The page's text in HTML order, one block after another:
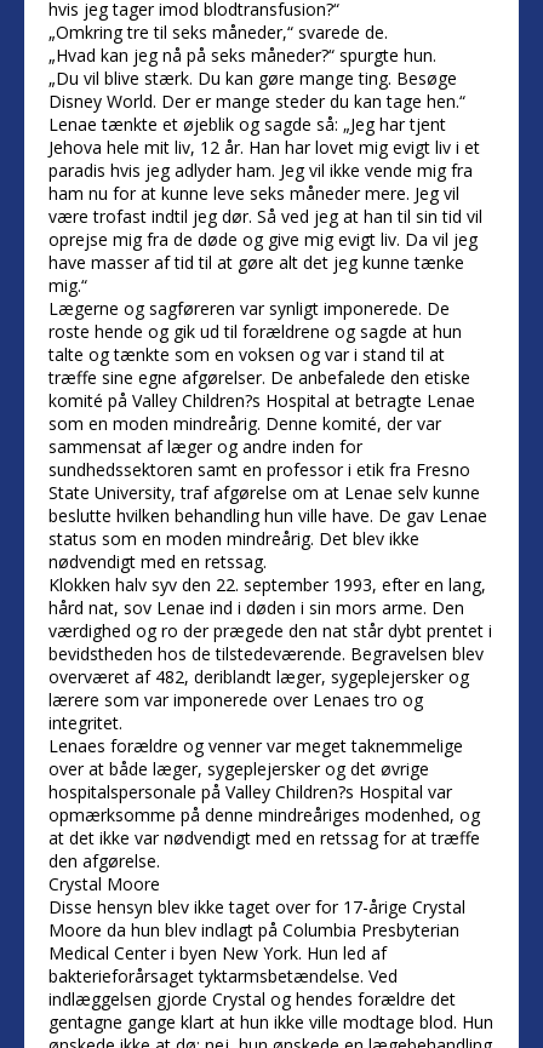
hvis jeg tager imod blodtransfusion?“
„Omkring tre til seks måneder,“ svarede de.
„Hvad kan jeg nå på seks måneder?“ spurgte hun.
„Du vil blive stærk. Du kan gøre mange ting. Besøge
Disney World. Der er mange steder du kan tage hen.“
Lenae tænkte et øjeblik og sagde så: „Jeg har tjent
Jehova hele mit liv, 12 år. Han har lovet mig evigt liv i et
paradis hvis jeg adlyder ham. Jeg vil ikke vende mig fra
ham nu for at kunne leve seks måneder mere. Jeg vil
være trofast indtil jeg dør. Så ved jeg at han til sin tid vil
oprejse mig fra de døde og give mig evigt liv. Da vil jeg
have masser af tid til at gøre alt det jeg kunne tænke
mig.“
Lægerne og sagføreren var synligt imponerede. De
roste hende og gik ud til forældrene og sagde at hun
talte og tænkte som en voksen og var i stand til at
træffe sine egne afgørelser. De anbefalede den etiske
komité på Valley Children?s Hospital at betragte Lenae
som en moden mindreårig. Denne komité, der var
sammensat af læger og andre inden for
sundhedssektoren samt en professor i etik fra Fresno
State University, traf afgørelse om at Lenae selv kunne
beslutte hvilken behandling hun ville have. De gav Lenae
status som en moden mindreårig. Det blev ikke
nødvendigt med en retssag.
Klokken halv syv den 22. september 1993, efter en lang,
hård nat, sov Lenae ind i døden i sin mors arme. Den
værdighed og ro der prægede den nat står dybt prentet i
bevidstheden hos de tilstedeværende. Begravelsen blev
overværet af 482, deriblandt læger, sygeplejersker og
lærere som var imponerede over Lenaes tro og
integritet.
Lenaes forældre og venner var meget taknemmelige
over at både læger, sygeplejersker og det øvrige
hospitalspersonale på Valley Children?s Hospital var
opmærksomme på denne mindreåriges modenhed, og
at det ikke var nødvendigt med en retssag for at træffe
den afgørelse.
Crystal Moore
Disse hensyn blev ikke taget over for 17-årige Crystal
Moore da hun blev indlagt på Columbia Presbyterian
Medical Center i byen New York. Hun led af
bakterieforårsaget tyktarmsbetændelse. Ved
indlæggelsen gjorde Crystal og hendes forældre det
gentagne gange klart at hun ikke ville modtage blod. Hun